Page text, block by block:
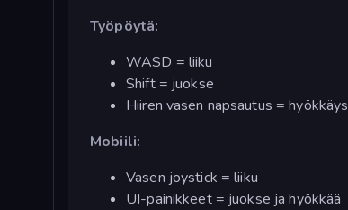
Työpöytä:
WASD = liiku
Shift = juokse
Hiiren vasen napsautus = hyökkäys
Mobiili:
Vasen joystick = liiku
UI-painikkeet = juokse ja hyökkää